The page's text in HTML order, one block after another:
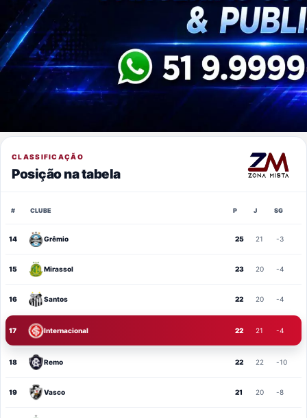
CLASSIFICAÇÃO
Posição na tabela
# CLUBE P J SG
14 Grêmio 25 21 -3
15 Mirassol 23 20 -4
16 Santos 22 20 -4
17 Internacional 22 21 -4
18 Remo 22 22 -10
19 Vasco 21 20 -8